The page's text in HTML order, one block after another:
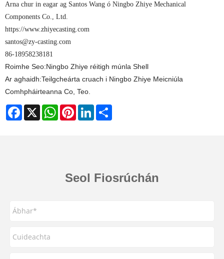
Arna chur in eagar ag Santos Wang ó Ningbo Zhiye Mechanical
Components Co., Ltd.
https://www.zhiyecasting.com
santos@zy-casting.com
86-18958238181
Roimhe Seo:Ningbo Zhiye réitigh múnla Shell
Ar aghaidh:Teilgcheárta cruach i Ningbo Zhiye Meicniúla
Comhpháirteanna Co, Teo.
Facebook
X WhatsAppPinterestLinkedIn
Seol Fiosrúchán